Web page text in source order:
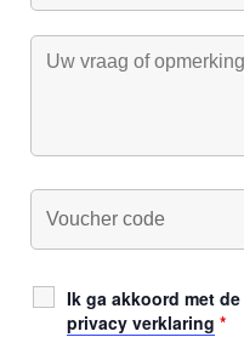
Ik ga akkoord met de
privacy verklaring *